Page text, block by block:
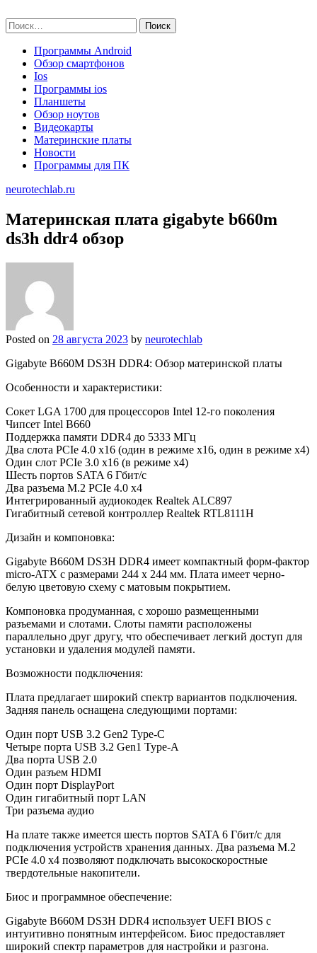
to
content
Найти:
Программы Android
Обзор смартфонов
Ios
Программы ios
Планшеты
Обзор ноутов
Видеокарты
Материнские платы
Новости
Программы для ПК
neurotechlab.ru
Материнская плата gigabyte b660m
ds3h ddr4 обзор
Posted on 28 августа 2023 by neurotechlab
Gigabyte B660M DS3H DDR4: Обзор материнской платы
Особенности и характеристики:
Сокет LGA 1700 для процессоров Intel 12-го поколения
Чипсет Intel B660
Поддержка памяти DDR4 до 5333 МГц
Два слота PCIe 4.0 x16 (один в режиме x16, один в режиме x4)
Один слот PCIe 3.0 x16 (в режиме x4)
Шесть портов SATA 6 Гбит/с
Два разъема M.2 PCIe 4.0 x4
Интегрированный аудиокодек Realtek ALC897
Гигабитный сетевой контроллер Realtek RTL8111H
Дизайн и компоновка:
Gigabyte B660M DS3H DDR4 имеет компактный форм-фактор
micro-ATX с размерами 244 x 244 мм. Плата имеет черно-
белую цветовую схему с матовым покрытием.
Компоновка продуманная, с хорошо размещенными
разъемами и слотами. Слоты памяти расположены
параллельно друг другу, что обеспечивает легкий доступ для
установки и удаления модулей памяти.
Возможности подключения:
Плата предлагает широкий спектр вариантов подключения.
Задняя панель оснащена следующими портами:
Один порт USB 3.2 Gen2 Type-C
Четыре порта USB 3.2 Gen1 Type-A
Два порта USB 2.0
Один разъем HDMI
Один порт DisplayPort
Один гигабитный порт LAN
Три разъема аудио
На плате также имеется шесть портов SATA 6 Гбит/с для
подключения устройств хранения данных. Два разъема M.2
PCIe 4.0 x4 позволяют подключать высокоскоростные
твердотельные накопители.
Биос и программное обеспечение:
Gigabyte B660M DS3H DDR4 использует UEFI BIOS с
интуитивно понятным интерфейсом. Биос предоставляет
широкий спектр параметров для настройки и разгона.